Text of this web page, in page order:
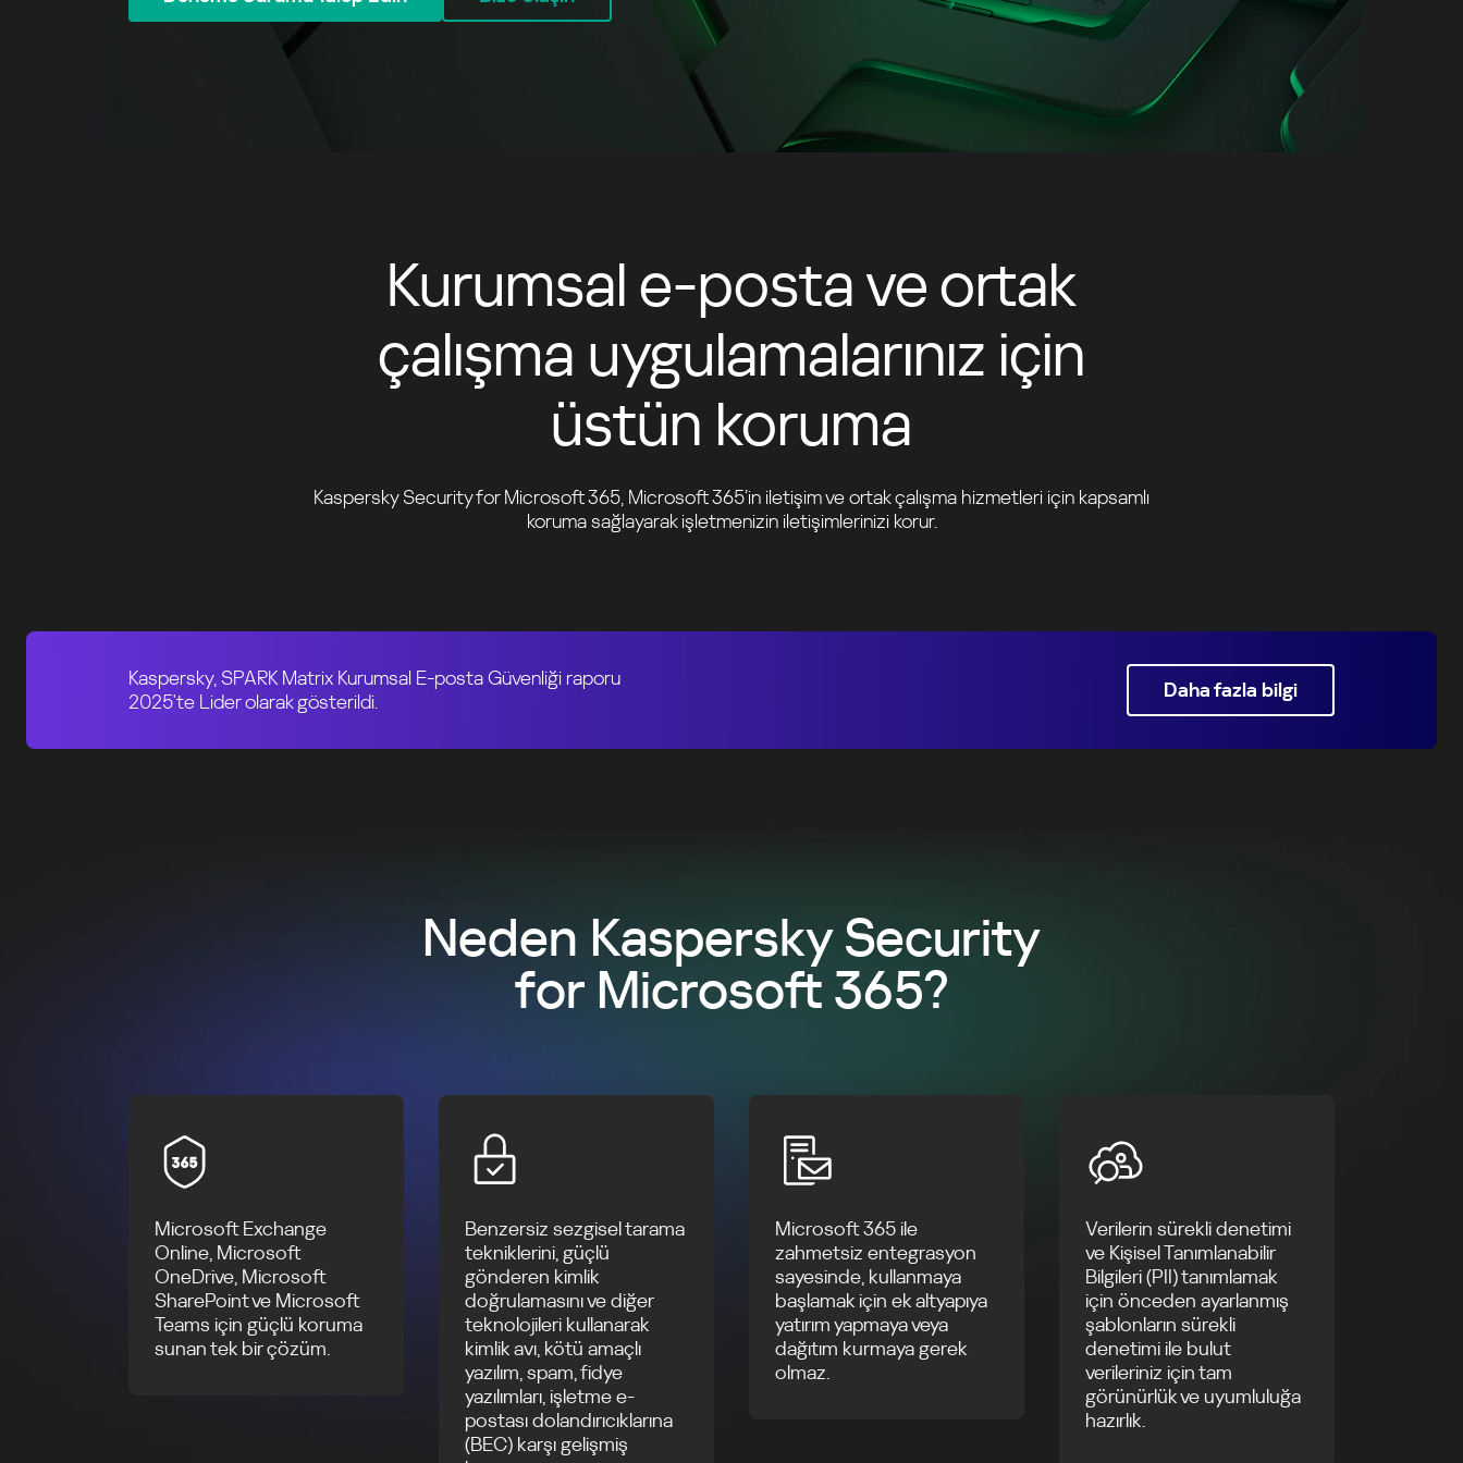
Orta Doğu Diğer tüm ülkeler için
Kurumsal e-posta ve ortak
çalışma uygulamalarınız için
üstün koruma
Kaspersky Security for Microsoft 365, Microsoft 365’in iletişim ve ortak çalışma hizmetleri için kapsamlı
koruma sağlayarak işletmenizin iletişimlerinizi korur.
Kaspersky, SPARK Matrix Kurumsal E-posta Güvenliği raporu
2025'te Lider olarak gösterildi.
Daha fazla bilgi
Neden Kaspersky Security
for Microsoft 365?
Microsoft Exchange
Online, Microsoft
OneDrive, Microsoft
SharePoint ve Microsoft
Teams için güçlü koruma
sunan tek bir çözüm.
Benzersiz sezgisel tarama
tekniklerini, güçlü
gönderen kimlik
doğrulamasını ve diğer
teknolojileri kullanarak
kimlik avı, kötü amaçlı
yazılım, spam, fidye
yazılımları, işletme e-
postası dolandırıcıklarına
(BEC) karşı gelişmiş
Microsoft 365 ile
zahmetsiz entegrasyon
sayesinde, kullanmaya
başlamak için ek altyapıya
yatırım yapmaya veya
dağıtım kurmaya gerek
olmaz.
Verilerin sürekli denetimi
ve Kişisel Tanımlanabilir
Bilgileri (PII) tanımlamak
için önceden ayarlanmış
şablonların sürekli
denetimi ile bulut
verileriniz için tam
görünürlük ve uyumluluğa
hazırlık.